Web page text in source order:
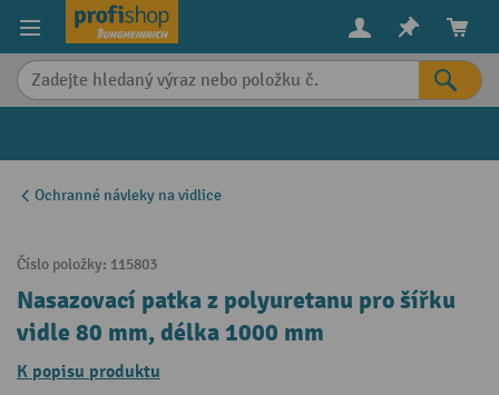
content
Ochranné návleky na vidlice
Číslo položky: 115803
Nasazovací patka z polyuretanu pro šířku
vidle 80 mm, délka 1000 mm
K popisu produktu